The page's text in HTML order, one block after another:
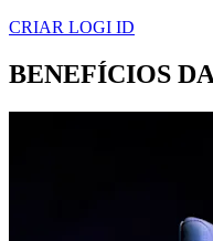
CRIAR LOGI ID
BENEFÍCIOS